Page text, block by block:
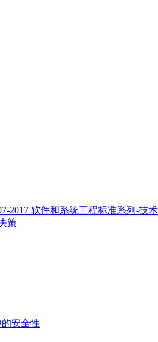
2017 软件和系统工程标准系列-技
策
的安全性